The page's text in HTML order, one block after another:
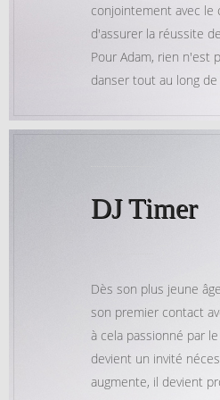
conjointement avec le
d'assurer la réussite
Pour Adam, rien n'est
danser tout au long de
DJ Timer
Dès son plus jeune
son premier contact
à cela passionné par
devient un invité
augmente, il devient